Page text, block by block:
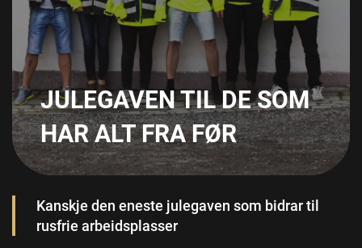
JULEGAVEN TIL DE SOM
HAR ALT FRA FØR
Kanskje den eneste julegaven som bidrar til
rusfrie arbeidsplasser